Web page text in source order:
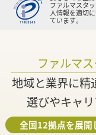
ファルマスタッ
人情報を適切
ています。
ファルマ
地域と業界に精
選びやキャ
全国12拠点を展開